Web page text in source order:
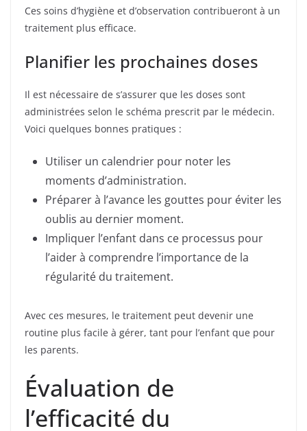
Ces soins d’hygiène et d’observation contribueront à un
traitement plus efficace.
Planifier les prochaines doses
Il est nécessaire de s’assurer que les doses sont
administrées selon le schéma prescrit par le médecin.
Voici quelques bonnes pratiques :
Utiliser un calendrier pour noter les
moments d’administration.
Préparer à l’avance les gouttes pour éviter les
oublis au dernier moment.
Impliquer l’enfant dans ce processus pour
l’aider à comprendre l’importance de la
régularité du traitement.
Avec ces mesures, le traitement peut devenir une
routine plus facile à gérer, tant pour l’enfant que pour
les parents.
Évaluation de
l’efficacité du